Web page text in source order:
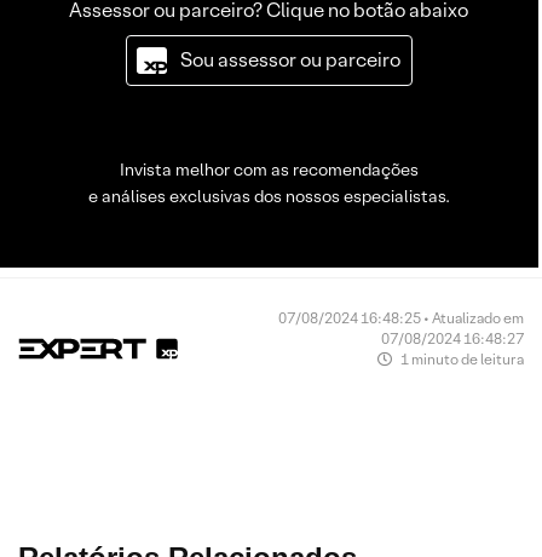
Assessor ou parceiro? Clique no botão abaixo
Sou assessor ou parceiro
Invista melhor com as recomendações
e análises exclusivas dos nossos especialistas.
07/08/2024 16:48:25 • Atualizado em
07/08/2024 16:48:27
1 minuto de leitura